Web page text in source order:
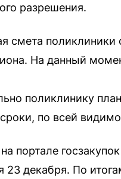
разрешения.
смета
На данный
поликлинику
по всей
портале
23 декабря. По